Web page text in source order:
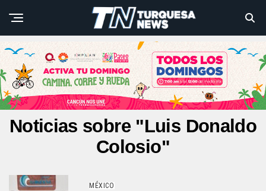
Noticias sobre "Luis Donaldo
Colosio"
MÉXICO